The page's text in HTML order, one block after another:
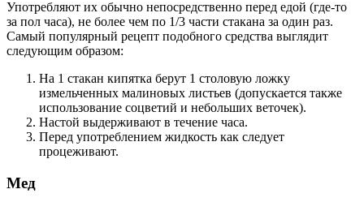
Употребляют их обычно непосредственно перед едой (где-то
за пол часа), не более чем по 1/3 части стакана за один раз.
Самый популярный рецепт подобного средства выглядит
следующим образом:
На 1 стакан кипятка берут 1 столовую ложку
измельченных малиновых листьев (допускается также
использование соцветий и небольших веточек).
Настой выдерживают в течение часа.
Перед употреблением жидкость как следует
процеживают.
Мед